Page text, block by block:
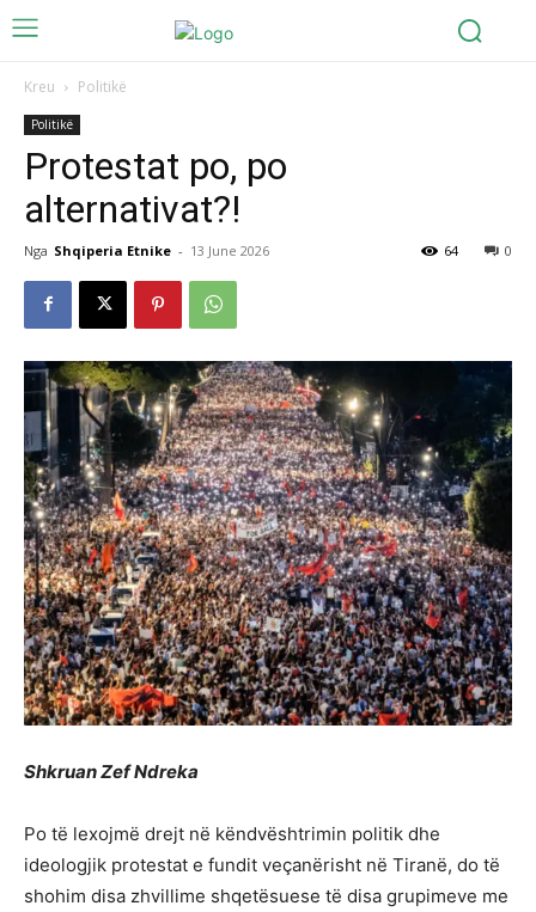
Kreu Politikë
Politikë
Protestat po, po
alternativat?!
Nga Shqiperia Etnike - 13 June 2026 0
64
Shkruan Zef Ndreka
Po të lexojmë drejt në këndvështrimin politik dhe
ideologjik protestat e fundit veçanërisht në Tiranë, do të
shohim disa zhvillime shqetësuese të disa grupimeve me